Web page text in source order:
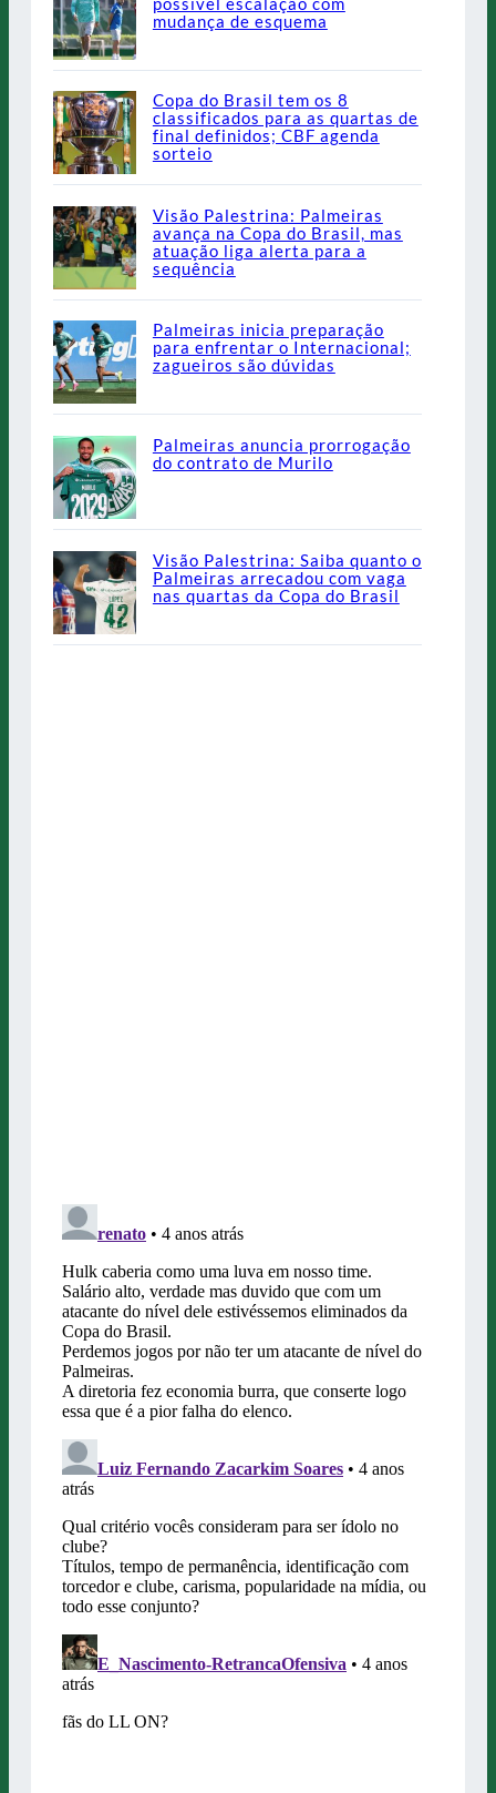
mudança de esquema
Copa do Brasil tem os 8
classificados para as quartas de
final definidos; CBF agenda
sorteio
Visão Palestrina: Palmeiras
avança na Copa do Brasil, mas
atuação liga alerta para a
sequência
Palmeiras inicia preparação
para enfrentar o Internacional;
zagueiros são dúvidas
Palmeiras anuncia prorrogação
do contrato de Murilo
Visão Palestrina: Saiba quanto o
Palmeiras arrecadou com vaga
nas quartas da Copa do Brasil